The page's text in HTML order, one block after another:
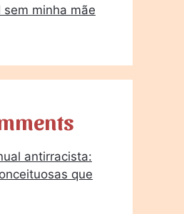
minha mãe
antirracista:
que